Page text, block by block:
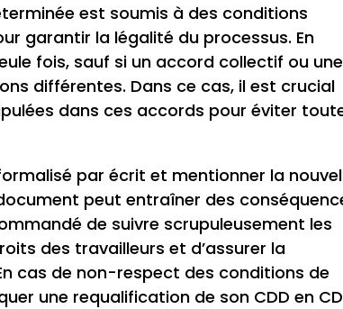
est soumis à des conditions
garantir la légalité du processus. En
fois, sauf si un accord collectif ou une
différentes. Dans ce cas, il est crucial
dans ces accords pour éviter
par écrit et mentionner la
peut entraîner des
de suivre scrupuleusement les
des travailleurs et d’assurer la
cas de non-respect des conditions de
une requalification de son CDD en